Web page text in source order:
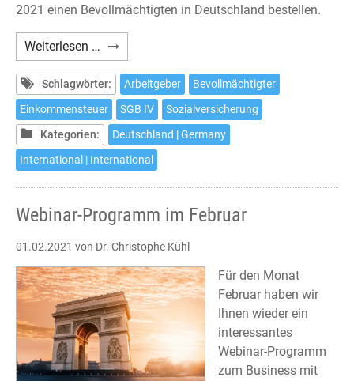
2021 einen Bevollmächtigten in Deutschland bestellen.
Weiterlesen … Deutsche
Sozialversicherung:
Bevollmächtigter
in
Deutschland
Schlagwörter: Arbeitgeber
Bevollmächtigter
Einkommensteuer
SGB IV
Sozialversicherung
Kategorien:
Deutschland | Germany
International | International
Webinar-Programm im Februar
01.02.2021 von Dr. Christophe Kühl
Für den Monat
Februar haben wir
Ihnen wieder ein
interessantes
Webinar-Programm
zum Business mit